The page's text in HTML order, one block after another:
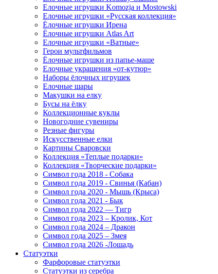
Елочные игрушки Komozja и Mostowski
Елочные игрушки «Русская коллекция»
Ёлочные игрушки Ирена
Ёлочные игрушки Atlas Art
Елочные игрушки «Ватные»
Герои мультфильмов
Ёлочные игрушки из папье-маше
Елочные украшения «от-кутюр»
Наборы ёлочных игрушек
Елочные шары
Макушки на елку
Бусы на ёлку
Коллекционные куклы
Новогодние сувениры
Резные фигуры
Искусственные елки
Картины Сваровски
Коллекция «Теплые подарки»
Коллекция «Творческие подарки»
Символ года 2018 - Собака
Символ года 2019 - Свинья (Кабан)
Символ года 2020 - Мышь (Крыса)
Символ года 2021 - Бык
Символ года 2022 — Тигр
Символ года 2023 – Кролик, Кот
Символ года 2024 – Дракон
Символ года 2025 – Змея
Символ года 2026 -Лошадь
Статуэтки
Фарфоровые статуэтки
Статуэтки из серебра